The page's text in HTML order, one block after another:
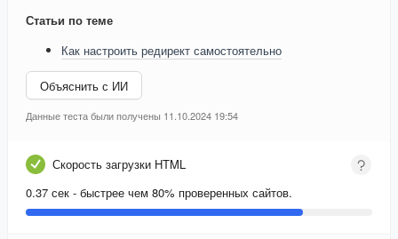
Статьи по теме
Как настроить редирект самостоятельно
Объяснить с ИИ
Данные теста были получены 11.10.2024 19:54
Скорость загрузки HTML
0.37 сек - быстрее чем 80% проверенных сайтов.